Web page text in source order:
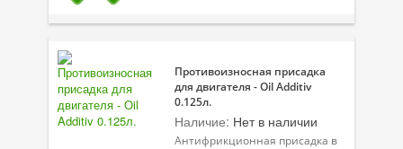
Зимняя программа
Противоизносная присадка
для двигателя - Oil Additiv
0.125л.
Наличие: Нет в наличии
Антифрикционная присадка в